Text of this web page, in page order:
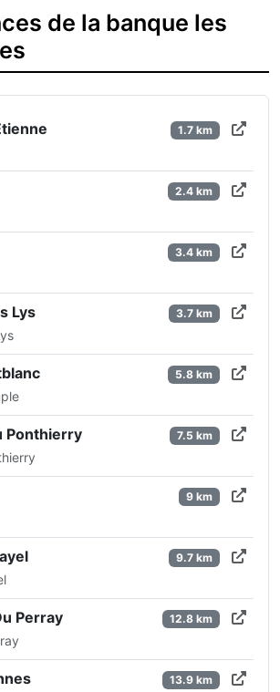
de la banque les
1.7 km
2.4 km
3.4 km
Lys 3.7 km
5.8 km
Ponthierry 7.5 km
9 km
9.7 km
Perray 12.8 km
13.9 km